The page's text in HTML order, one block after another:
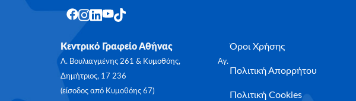
Κεντρικό Γραφείο Αθήνας
Λ. Βουλιαγμένης 261 & Κυμοθόης, Αγ.
Δημήτριος, 17 236
(είσοδος από Κυμοθόης 67)
Όροι Χρήσης
Πολιτική Απορρήτου
Πολιτική Cookies